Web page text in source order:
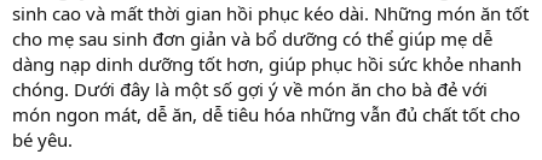
sinh cao và mất thời gian hồi phục kéo dài. Những món ăn tốt
cho mẹ sau sinh đơn giản và bổ dưỡng có thể giúp mẹ dễ
dàng nạp dinh dưỡng tốt hơn, giúp phục hồi sức khỏe nhanh
chóng. Dưới đây là một số gợi ý về món ăn cho bà đẻ với
món ngon mát, dễ ăn, dễ tiêu hóa những vẫn đủ chất tốt cho
bé yêu.